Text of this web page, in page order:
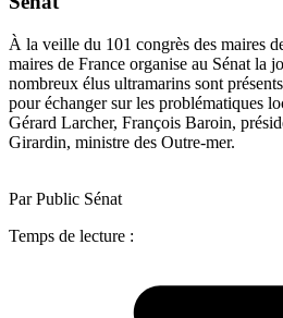
À la veille du 101 congrès des maires
maires de France organise au Sénat la
nombreux élus ultramarins sont
pour échanger sur les problématiques
Gérard Larcher, François Baroin,
Girardin, ministre des Outre-mer.
Par Public Sénat
Temps de lecture :